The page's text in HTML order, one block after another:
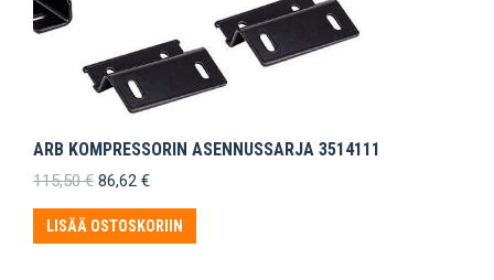
ARB KOMPRESSORIN ASENNUSSARJA 3514111
115,50€ Alkuperäinen
oli:
115,50 €.
86,62 €Nykyinen
on:
86,62 €.
LISÄÄ OSTOSKORIIN